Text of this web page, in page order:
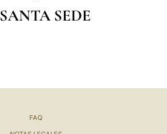
SANTA SEDE
FAQ